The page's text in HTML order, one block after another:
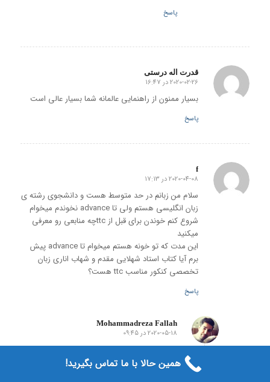
پاسخ
قدرت اله درستی
گفته:
2020-02-26 در 16:47
بسیار ممنون از راهنمایی عالمانه شما بسیار عالی است
پاسخ
f
گفته:
2020-04-08 در 17:13
سلام من زبانم در حد متوسط هست و دانشجوی رشته ی
زبان انگلیسی هستم ولی تا advance نخوندم میخوام
شروع کنم خوندن برای قبل از ttcچه منابعی رو معرفی
میکنید
این مدت که تو خونه هستم میخوام تا advance پیش
برم آیا کتاب استاد شهلایی مقدم و شهاب اناری زبان
تخصصی کنکور مناسب ttc هست؟
پاسخ
Mohammadreza Fallah
گفته:
2020-05-18 در 09:45
یکی از منابع خوبی که میتواند به شما کمک کند
برای قبل از TTC کتاب Diane Larsen-Freeman
همین حالا با ما تماس بگیرید!